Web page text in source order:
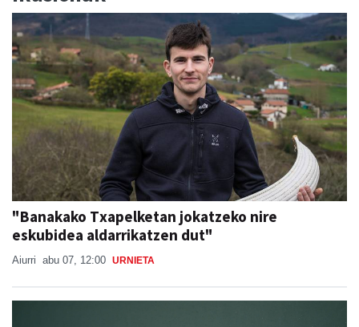
"Banakako Txapelketan jokatzeko nire
eskubidea aldarrikatzen dut"
Aiurri abu 07, 12:00 URNIETA